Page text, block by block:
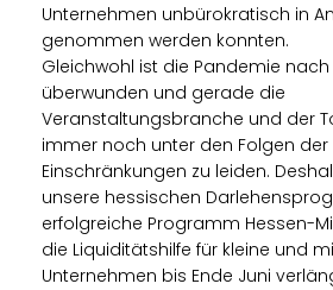
Unternehmen unbürokratisch in
genommen werden konnten.
Gleichwohl ist die Pandemie
überwunden und gerade die
Veranstaltungsbranche und der
immer noch unter den Folgen
Einschränkungen zu leiden.
unsere hessischen
erfolgreiche Programm Hessen-
die Liquiditätshilfe für kleine und
Unternehmen bis Ende Juni